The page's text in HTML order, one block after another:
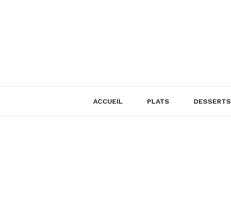
ACCUEIL PLATS DESSERTS